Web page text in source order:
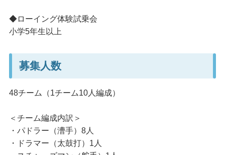
◆ローイング体験試乗会
小学5年生以上
募集人数
48チーム（1チーム10人編成）
＜チーム編成内訳＞
・パドラー（漕手）8人
・ドラマー（太鼓打）1人